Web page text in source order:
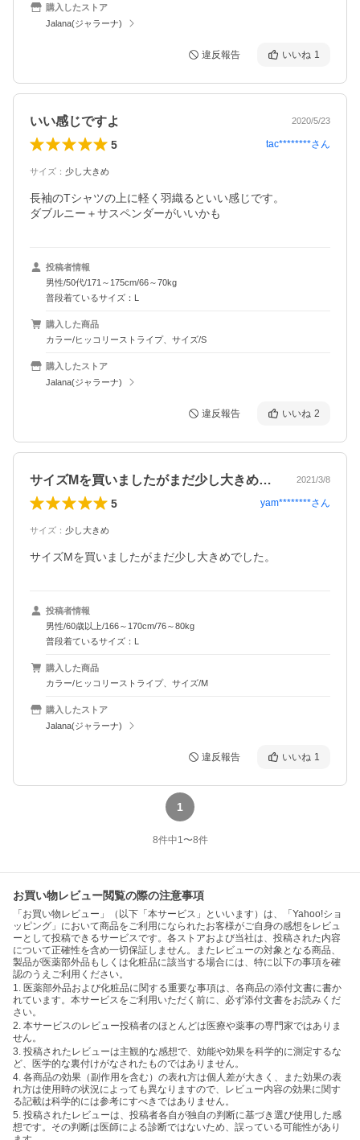
購入したストア
Jalana(ジャラーナ)
違反報告 いいね 1
いい感じですよ 2020/5/23
5 tac********さん
サイズ ： 少し大きめ
長袖のTシャツの上に軽く羽織るといい感じです。
ダブルニー＋サスペンダーがいいかも
投稿者情報
男性/50代/171～175cm/66～70kg
普段着ているサイズ：L
購入した商品
カラー/ヒッコリーストライプ、サイズ/S
購入したストア
Jalana(ジャラーナ)
違反報告 いいね 2
サイズMを買いましたがまだ少し大きめで… 2021/3/8
5 yam********さん
サイズ ： 少し大きめ
サイズMを買いましたがまだ少し大きめでした。
投稿者情報
男性/60歳以上/166～170cm/76～80kg
普段着ているサイズ：L
購入した商品
カラー/ヒッコリーストライプ、サイズ/M
購入したストア
Jalana(ジャラーナ)
違反報告 いいね 1
1
8件中1〜8件
お買い物レビュー閲覧の際の注意事項
「お買い物レビュー」（以下「本サービス」といいます）は、「Yahoo!ショ
ッピング」において商品をご利用になられたお客様がご自身の感想をレビュ
ーとして投稿できるサービスです。各ストアおよび当社は、投稿された内容
について正確性を含め一切保証しません。またレビューの対象となる商品、
製品が医薬部外品もしくは化粧品に該当する場合には、特に以下の事項を確
認のうえご利用ください。
1. 医薬部外品および化粧品に関する重要な事項は、各商品の添付文書に書か
れています。本サービスをご利用いただく前に、必ず添付文書をお読みくだ
さい。
2. 本サービスのレビュー投稿者のほとんどは医療や薬事の専門家ではありま
せん。
3. 投稿されたレビューは主観的な感想で、効能や効果を科学的に測定するな
ど、医学的な裏付けがなされたものではありません。
4. 各商品の効果（副作用を含む）の表れ方は個人差が大きく、また効果の表
れ方は使用時の状況によっても異なりますので、レビュー内容の効果に関す
る記載は科学的には参考にすべきではありません。
5. 投稿されたレビューは、投稿者各自が独自の判断に基づき選び使用した感
想です。その判断は医師による診断ではないため、誤っている可能性があり